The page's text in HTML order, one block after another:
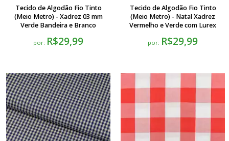
Tecido de Algodão Fio Tinto
(Meio Metro) - Xadrez 03 mm
Verde Bandeira e Branco
por: R$29,99
Tecido de Algodão Fio Tinto
(Meio Metro) - Natal Xadrez
Vermelho e Verde com Lurex
por: R$29,99